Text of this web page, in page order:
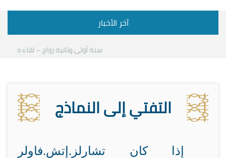
آخر الأخبار
سنة أولى وثانية زواج – لقاء مع
التفتي إلى النماذج
إذا كان تشارلز.إتش.فاولر